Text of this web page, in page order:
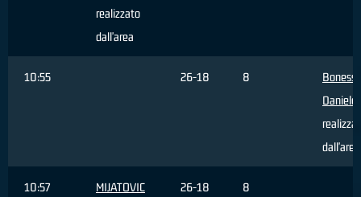
realizzato
dall'area
10:55 26-18 8
Daniele
dall'area
10:57
MIJATOVIC
26-18 8